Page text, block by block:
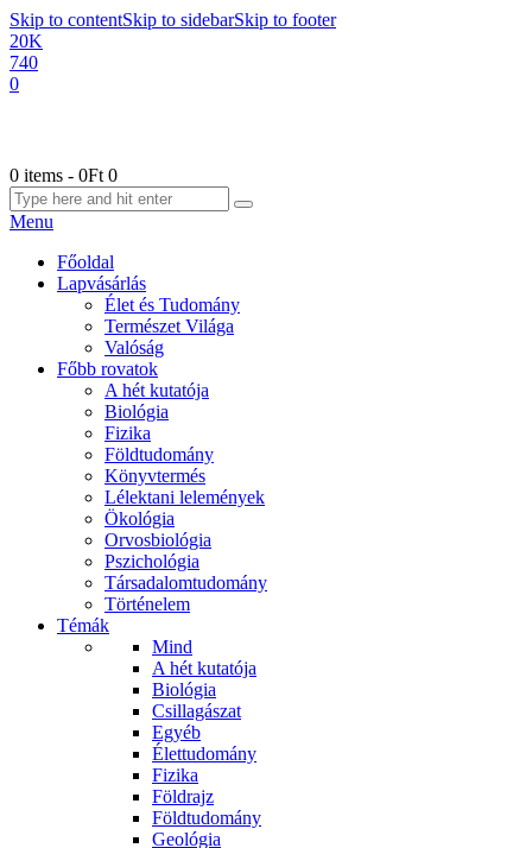
Skip to contentSkip to sidebarSkip to footer
20K
740
0
0 items - 0Ft 0
Menu
Főoldal
Lapvásárlás
Élet és Tudomány
Természet Világa
Valóság
Főbb rovatok
A hét kutatója
Biológia
Fizika
Földtudomány
Könyvtermés
Lélektani lelemények
Ökológia
Orvosbiológia
Pszichológia
Társadalomtudomány
Történelem
Témák
Mind
A hét kutatója
Biológia
Csillagászat
Egyéb
Élettudomány
Fizika
Földrajz
Földtudomány
Geológia